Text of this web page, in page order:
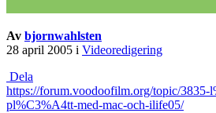
Av bjornwahlsten
28 april 2005 i Videoredigering
Dela
https://forum.voodoofilm.org/topic/3835-
pl%C3%A4tt-med-mac-och-ilife05/